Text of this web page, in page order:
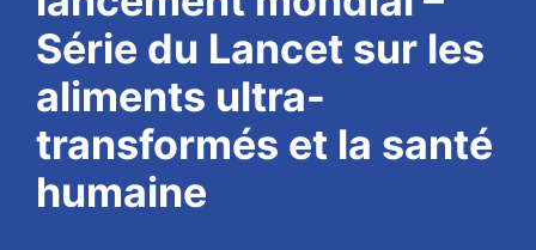
Série du Lancet sur les
aliments ultra-
transformés et la santé
humaine